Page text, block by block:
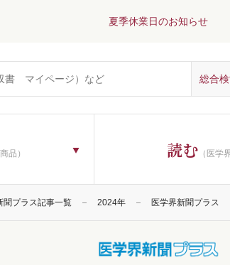
夏季休業日のお知らせ
品） 読む （医学
聞プラス記事一覧 2024年 医学界新聞プラス